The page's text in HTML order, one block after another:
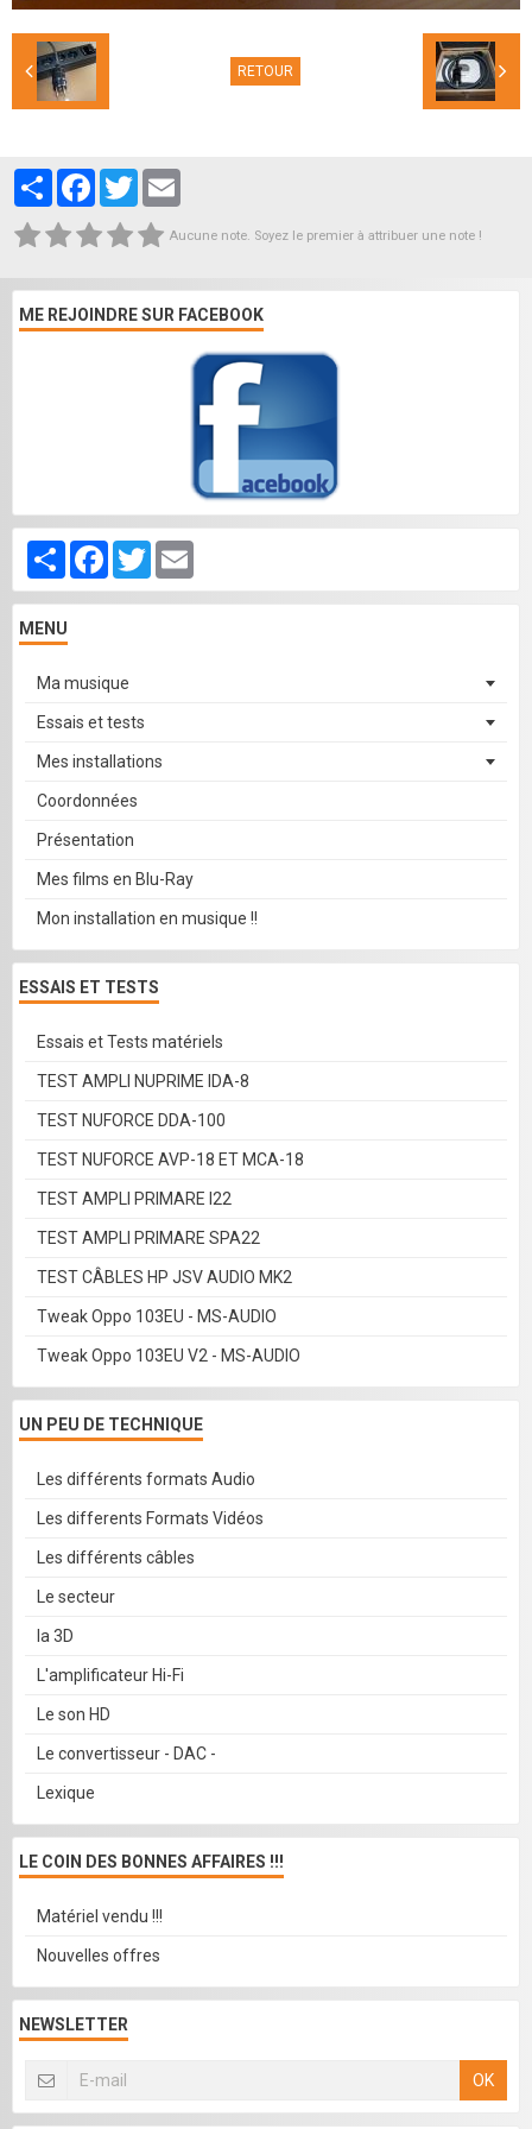
RETOUR
PartagerFacebook
Twitter
Aucune note. Soyez le premier à attribuer une note !
ME REJOINDRE SUR FACEBOOK
PartagerFacebook
Twitter
MENU
Ma musique
Essais et tests
Mes installations
Coordonnées
Présentation
Mes films en Blu-Ray
Mon installation en musique !!
ESSAIS ET TESTS
Essais et Tests matériels
TEST AMPLI NUPRIME IDA-8
TEST NUFORCE DDA-100
TEST NUFORCE AVP-18 ET MCA-18
TEST AMPLI PRIMARE I22
TEST AMPLI PRIMARE SPA22
TEST CÂBLES HP JSV AUDIO MK2
Tweak Oppo 103EU - MS-AUDIO
Tweak Oppo 103EU V2 - MS-AUDIO
UN PEU DE TECHNIQUE
Les différents formats Audio
Les differents Formats Vidéos
Les différents câbles
Le secteur
la 3D
L'amplificateur Hi-Fi
Le son HD
Le convertisseur - DAC -
Lexique
LE COIN DES BONNES AFFAIRES !!!
Matériel vendu !!!
Nouvelles offres
NEWSLETTER
OK